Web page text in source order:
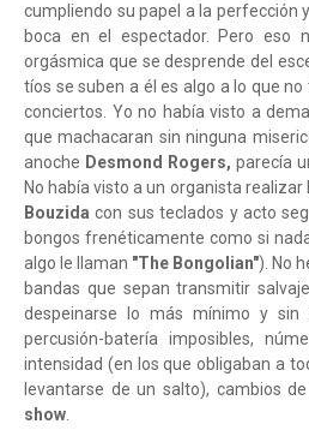
cumpliendo su papel a la perfección
boca en el espectador. Pero eso
orgásmica que se desprende del
tíos se suben a él es algo a lo que
conciertos. Yo no había visto a
que machacaran sin ninguna
anoche Desmond Rogers, parecía
No había visto a un organista
Bouzidacon sus teclados y acto
bongos frenéticamente como si
algo le llaman "The Bongolian"). No
bandas que sepan transmitir
despeinarse lo más mínimo y sin
percusión-batería imposibles,
intensidad (en los que obligaban a
levantarse de un salto), cambios
show.